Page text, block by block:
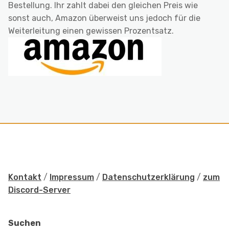
Bestellung. Ihr zahlt dabei den gleichen Preis wie
sonst auch, Amazon überweist uns jedoch für die
Weiterleitung einen gewissen Prozentsatz.
Kontakt / Impressum / Datenschutzerklärung / zum
Discord-Server
Suchen